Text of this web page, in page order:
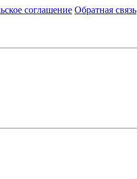
соглашение Обратная связь